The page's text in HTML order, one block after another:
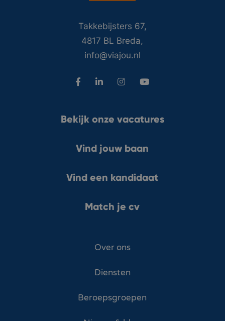
Takkebijsters 67,
4817 BL Breda,
info@viajou.nl
Bekijk onze vacatures
Vind jouw baan
Vind een kandidaat
Match je cv
Over ons
Diensten
Beroepsgroepen